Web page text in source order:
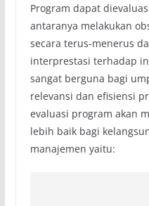
Program dapat
antaranya melakukan
secara terus-menerus
interprestasi terhadap
sangat berguna bagi
relevansi dan efisiensi
evaluasi program akan
lebih baik bagi
manajemen yaitu: